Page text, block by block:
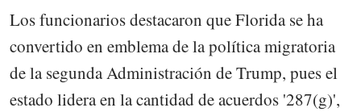
Los funcionarios destacaron que Florida se ha
convertido en emblema de la política migratoria
de la segunda Administración de Trump, pues el
estado lidera en la cantidad de acuerdos '287(g)',